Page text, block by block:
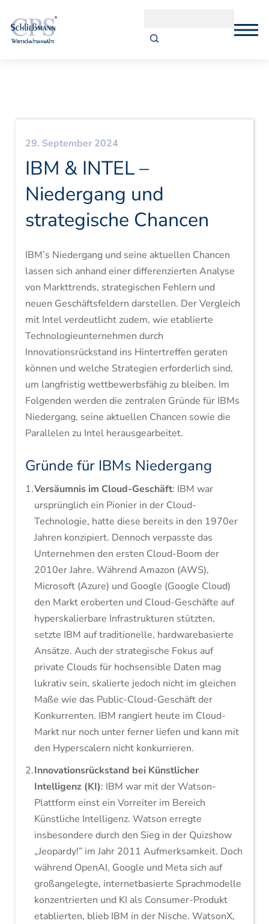
29. September 2024
IBM & INTEL –
Niedergang und
strategische Chancen
IBM’s Niedergang und seine aktuellen Chancen
lassen sich anhand einer differenzierten Analyse
von Markttrends, strategischen Fehlern und
neuen Geschäftsfeldern darstellen. Der Vergleich
mit Intel verdeutlicht zudem, wie etablierte
Technologieunternehmen durch
Innovationsrückstand ins Hintertreffen geraten
können und welche Strategien erforderlich sind,
um langfristig wettbewerbsfähig zu bleiben. Im
Folgenden werden die zentralen Gründe für IBMs
Niedergang, seine aktuellen Chancen sowie die
Parallelen zu Intel herausgearbeitet.
Gründe für IBMs Niedergang
Versäumnis im Cloud-Geschäft: IBM war
ursprünglich ein Pionier in der Cloud-
Technologie, hatte diese bereits in den 1970er
Jahren konzipiert. Dennoch verpasste das
Unternehmen den ersten Cloud-Boom der
2010er Jahre. Während Amazon (AWS),
Microsoft (Azure) und Google (Google Cloud)
den Markt eroberten und Cloud-Geschäfte auf
hyperskalierbare Infrastrukturen stützten,
setzte IBM auf traditionelle, hardwarebasierte
Ansätze. Auch der strategische Fokus auf
private Clouds für hochsensible Daten mag
lukrativ sein, skalierte jedoch nicht im gleichen
Maße wie das Public-Cloud-Geschäft der
Konkurrenten. IBM rangiert heute im Cloud-
Markt nur noch unter ferner liefen und kann mit
den Hyperscalern nicht konkurrieren.
Innovationsrückstand bei Künstlicher
Intelligenz (KI): IBM war mit der Watson-
Plattform einst ein Vorreiter im Bereich
Künstliche Intelligenz. Watson erregte
insbesondere durch den Sieg in der Quizshow
„Jeopardy!” im Jahr 2011 Aufmerksamkeit. Doch
während OpenAI, Google und Meta sich auf
großangelegte, internetbasierte Sprachmodelle
konzentrierten und KI als Consumer-Produkt
etablierten, blieb IBM in der Nische. WatsonX,